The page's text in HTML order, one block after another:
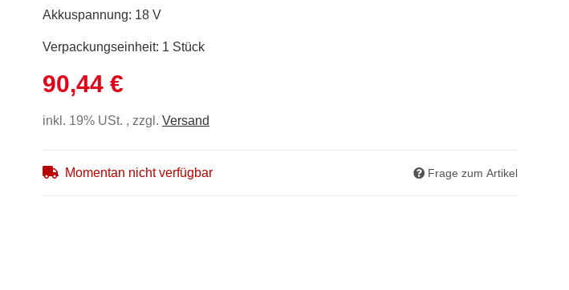
Akkuspannung: 18 V
Verpackungseinheit: 1 Stück
90,44 €
inkl. 19% USt. , zzgl. Versand
Momentan nicht verfügbar Frage zum Artikel